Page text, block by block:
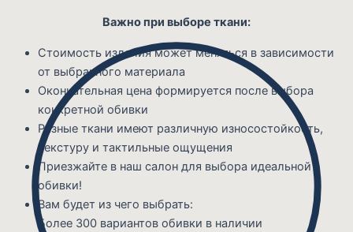
Важно при выборе ткани:
Стоимость изделия может меняться в зависимости
от выбранного материала
Окончательная цена формируется после выбора
конкретной обивки
Разные ткани имеют различную износостойкость,
текстуру и тактильные ощущения
Приезжайте в наш салон для выбора идеальной
обивки!
Вам будет из чего выбрать:
Более 300 вариантов обивки в наличии